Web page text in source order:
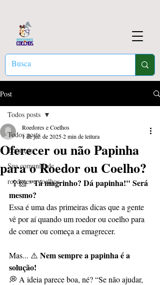
Post
Todos posts
Começar
Sua comunidade
roedores e coelhos
Todos posts
Oferecer ou não Papinha
para o Roedor ou Coelho?
Roedores e Coelhos
1 de jul. de 20252 min de leitura
🥄🐹 "Tá magrinho? Dá papinha!" Será
mesmo?
Essa é uma das primeiras dicas que a gente
vê por aí quando um roedor ou coelho para
de comer ou começa a emagrecer.
Mas... ⚠️ Nem sempre a papinha é a
solução!
💭 A ideia parece boa, né? “Se não ajudar,